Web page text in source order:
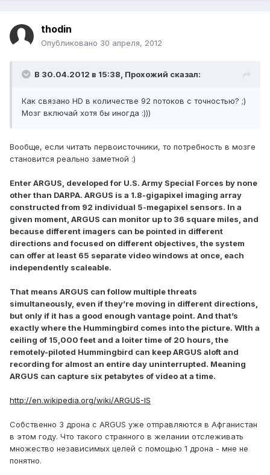
thodin
Опубликовано 30 апреля, 2012
В 30.04.2012 в 15:38, Прохожий сказал:
Как связано HD в количестве 92 потоков c точностью? ;)
Мозг включай хотя бы иногда :)))
Вообще, если читать первоисточники, то потребность в мозге
становится реально заметной :)
Enter ARGUS, developed for U.S. Army Special Forces by none
other than DARPA. ARGUS is a 1.8-gigapixel imaging array
constructed from 92 individual 5-megapixel sensors. In a
given moment, ARGUS can monitor up to 36 square miles, and
because different imagers can be pointed in different
directions and focused on different objectives, the system
can offer at least 65 separate video windows at once, each
independently scaleable.
That means ARGUS can follow multiple threats
simultaneously, even if they’re moving in different directions,
but only if it has a good enough vantage point. And that’s
exactly where the Hummingbird comes into the picture. WIth a
ceiling of 15,000 feet and a loiter time of 20 hours, the
remotely-piloted Hummingbird can keep ARGUS aloft and
recording for almost an entire day uninterrupted. Meaning
ARGUS can capture six petabytes of video at a time.
http://en.wikipedia.org/wiki/ARGUS-IS
Собственно 3 дрона с ARGUS уже отправляются в Афганистан
в этом году. Что такого странного в желании отслеживать
множество независимых целей с помощью 1 дрона - мне не
понятно.